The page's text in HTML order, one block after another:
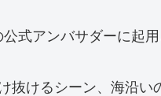
式アンバサダーに起
抜けるシーン、海沿